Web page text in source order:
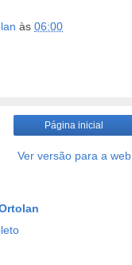
às 06:00
Página inicial
Ver versão para a web